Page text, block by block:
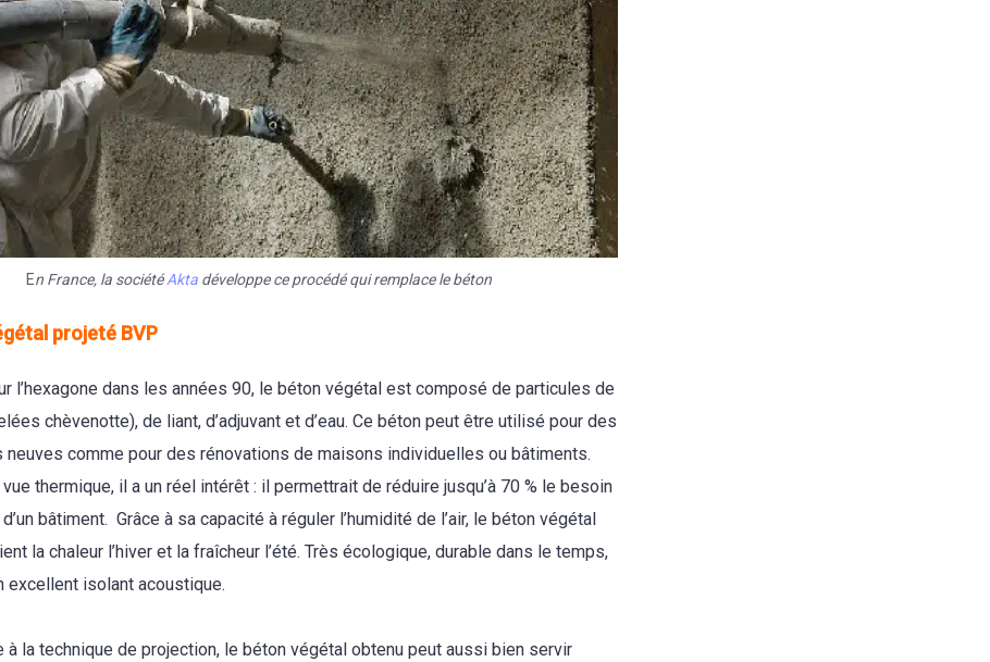
En France, la sociétéAkta développe ce procédé qui remplace le béton
projeté BVP
l’hexagone dans les années 90, le béton végétal est composé de particules de
chèvenotte), de liant, d’adjuvant et d’eau. Ce béton peut être utilisé pour des
neuves comme pour des rénovations de maisons individuelles ou bâtiments.
vue thermique, il a un réel intérêt : il permettrait de réduire jusqu’à 70 % le besoin
bâtiment. Grâce à sa capacité à réguler l’humidité de l’air, le béton végétal
la chaleur l’hiver et la fraîcheur l’été. Très écologique, durable dans le temps,
excellent isolant acoustique.
à la technique de projection, le béton végétal obtenu peut aussi bien servir